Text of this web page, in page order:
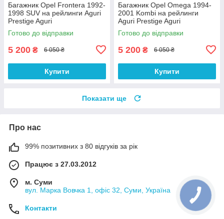
Багажник Opel Frontera 1992-
1998 SUV на рейлинги Aguri
Prestige Aguri
Готово до відправки
5 200 ₴ 6 050 ₴
Купити
Багажник Opel Omega 1994-
2001 Kombi на рейлинги
Aguri Prestige Aguri
Готово до відправки
5 200 ₴ 6 050 ₴
Купити
Показати ще
Про нас
99% позитивних з 80 відгуків за рік
Працює з 27.03.2012
м. Суми
вул. Марка Вовчка 1, офіс 32, Суми, Україна
Контакти